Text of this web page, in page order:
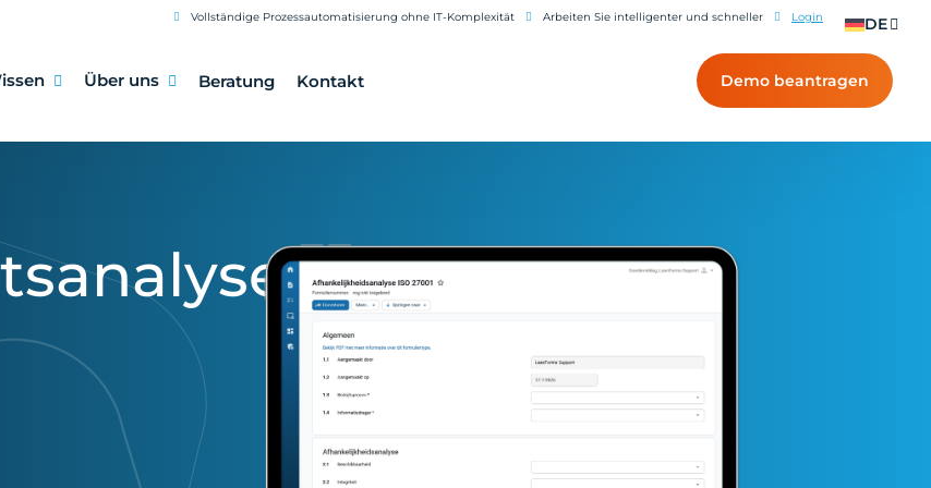
Vollständige Prozessautomatisierung ohne IT-Komplexität Arbeiten Sie intelligenter und schneller Login DE
Über uns Beratung Kontakt Demo beantragen